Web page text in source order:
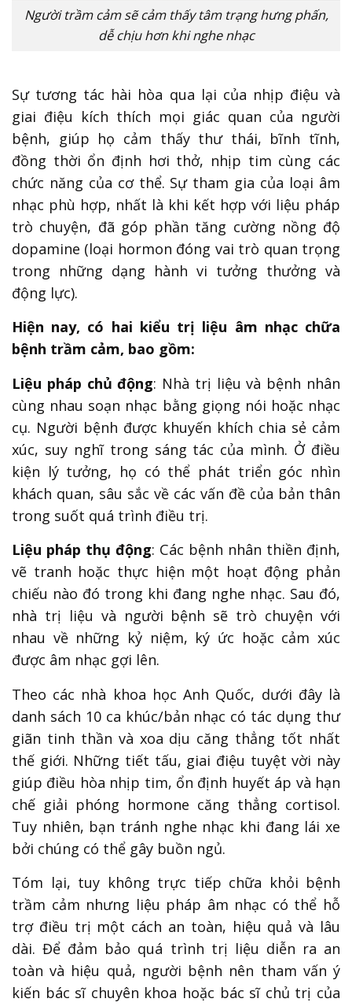
Người trầm cảm sẽ cảm thấy tâm trạng hưng phấn,
dễ chịu hơn khi nghe nhạc
Sự tương tác hài hòa qua lại của nhịp điệu và
giai điệu kích thích mọi giác quan của người
bệnh, giúp họ cảm thấy thư thái, bĩnh tĩnh,
đồng thời ổn định hơi thở, nhịp tim cùng các
chức năng của cơ thể. Sự tham gia của loại âm
nhạc phù hợp, nhất là khi kết hợp với liệu pháp
trò chuyện, đã góp phần tăng cường nồng độ
dopamine (loại hormon đóng vai trò quan trọng
trong những dạng hành vi tưởng thưởng và
động lực).
Hiện nay, có hai kiểu trị liệu âm nhạc chữa
bệnh trầm cảm, bao gồm:
Liệu pháp chủ động: Nhà trị liệu và bệnh nhân
cùng nhau soạn nhạc bằng giọng nói hoặc nhạc
cụ. Người bệnh được khuyến khích chia sẻ cảm
xúc, suy nghĩ trong sáng tác của mình. Ở điều
kiện lý tưởng, họ có thể phát triển góc nhìn
khách quan, sâu sắc về các vấn đề của bản thân
trong suốt quá trình điều trị.
Liệu pháp thụ động: Các bệnh nhân thiền định,
vẽ tranh hoặc thực hiện một hoạt động phản
chiếu nào đó trong khi đang nghe nhạc. Sau đó,
nhà trị liệu và người bệnh sẽ trò chuyện với
nhau về những kỷ niệm, ký ức hoặc cảm xúc
được âm nhạc gợi lên.
Theo các nhà khoa học Anh Quốc, dưới đây là
danh sách 10 ca khúc/bản nhạc có tác dụng thư
giãn tinh thần và xoa dịu căng thẳng tốt nhất
thế giới. Những tiết tấu, giai điệu tuyệt vời này
giúp điều hòa nhịp tim, ổn định huyết áp và hạn
chế giải phóng hormone căng thẳng cortisol.
Tuy nhiên, bạn tránh nghe nhạc khi đang lái xe
bởi chúng có thể gây buồn ngủ.
Tóm lại, tuy không trực tiếp chữa khỏi bệnh
trầm cảm nhưng liệu pháp âm nhạc có thể hỗ
trợ điều trị một cách an toàn, hiệu quả và lâu
dài. Để đảm bảo quá trình trị liệu diễn ra an
toàn và hiệu quả, người bệnh nên tham vấn ý
kiến bác sĩ chuyên khoa hoặc bác sĩ chủ trị của